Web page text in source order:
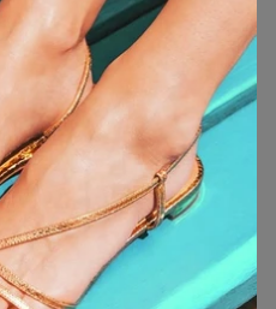
MI-NY Srl
11 ml / 0,37 FL.OZ.
24M
Butyl Acetate, Ethyl
Acetate, Nitrocellulose,